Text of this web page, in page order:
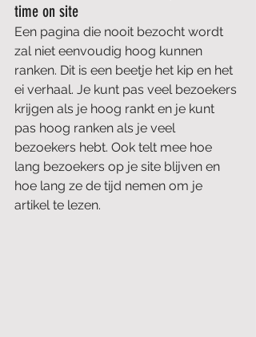
time on site
Een pagina die nooit bezocht wordt
zal niet eenvoudig hoog kunnen
ranken. Dit is een beetje het kip en het
ei verhaal. Je kunt pas veel bezoekers
krijgen als je hoog rankt en je kunt
pas hoog ranken als je veel
bezoekers hebt. Ook telt mee hoe
lang bezoekers op je site blijven en
hoe lang ze de tijd nemen om je
artikel te lezen.